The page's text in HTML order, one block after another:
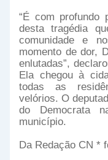
“É com profundo
desta tragédia
comunidade e
momento de dor,
enlutadas”,
Ela chegou à
todas as
velórios. O
do Democrata
município.
Da Redação CN *